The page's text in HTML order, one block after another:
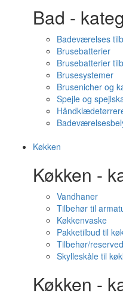
Bad -
Badeværelses
Brusebatterier
Brusebatterier
Brusesystemer
Brusenicher og
Spejle og
Køkken
Køkken -
Vandhaner
Tilbehør til
Køkkenvaske
Pakketilbud til
Tilbehør/
Skylleskåle til
Køkken -